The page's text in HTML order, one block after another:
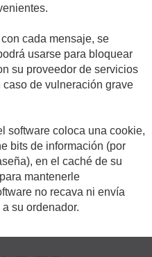
cada mensaje, se
usarse para bloquear
su proveedor de servicios
de vulneración grave
software coloca una cookie,
bits de información (por
en el caché de su
mantenerle
no recava ni envía
su ordenador.